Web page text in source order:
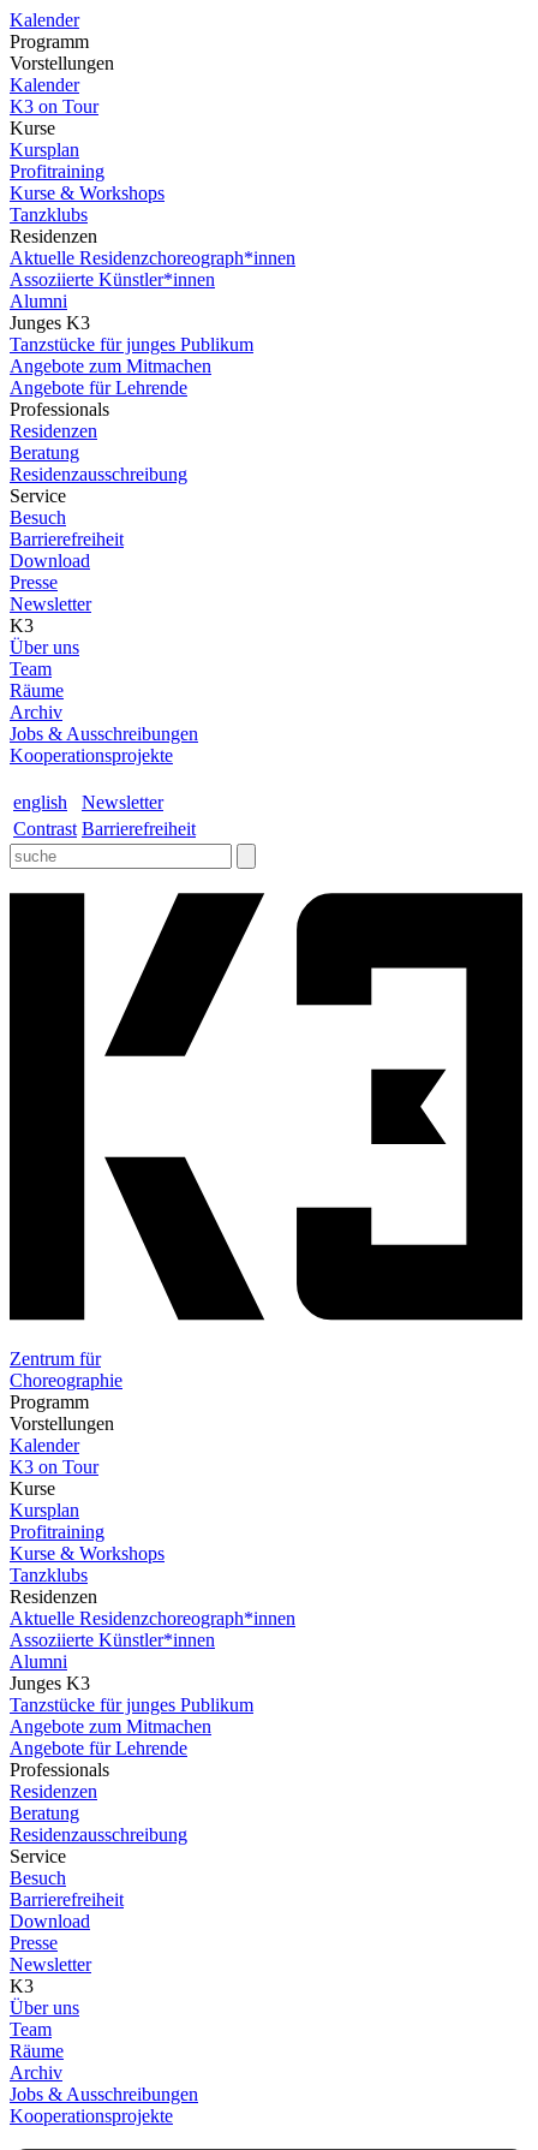
Kalender
Programm
Vorstellungen
Kalender
K3 on Tour
Kurse
Kursplan
Profitraining
Kurse & Workshops
Tanzklubs
Residenzen
Aktuelle Residenzchoreograph*innen
Assoziierte Künstler*innen
Alumni
Junges K3
Tanzstücke für junges Publikum
Angebote zum Mitmachen
Angebote für Lehrende
Professionals
Residenzen
Beratung
Residenzausschreibung
Service
Besuch
Barrierefreiheit
Download
Presse
Newsletter
K3
Über uns
Team
Räume
Archiv
Jobs & Ausschreibungen
Kooperationsprojekte
english
Newsletter
Contrast Barrierefreiheit
Zentrum für
Choreographie
Programm
Vorstellungen
Kalender
K3 on Tour
Kurse
Kursplan
Profitraining
Kurse & Workshops
Tanzklubs
Residenzen
Aktuelle Residenzchoreograph*innen
Assoziierte Künstler*innen
Alumni
Junges K3
Tanzstücke für junges Publikum
Angebote zum Mitmachen
Angebote für Lehrende
Professionals
Residenzen
Beratung
Residenzausschreibung
Service
Besuch
Barrierefreiheit
Download
Presse
Newsletter
K3
Über uns
Team
Räume
Archiv
Jobs & Ausschreibungen
Kooperationsprojekte